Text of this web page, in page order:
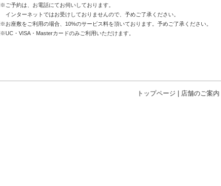
※ご予約は、お電話にてお伺いしております。
インターネットではお受けしておりませんので、予めご了承ください。
※お座敷をご利用の場合、10%のサービス料を頂いております。予めご了承ください。
※UC・VISA・Masterカードのみご利用いただけます。
トップページ 店舗のご案内